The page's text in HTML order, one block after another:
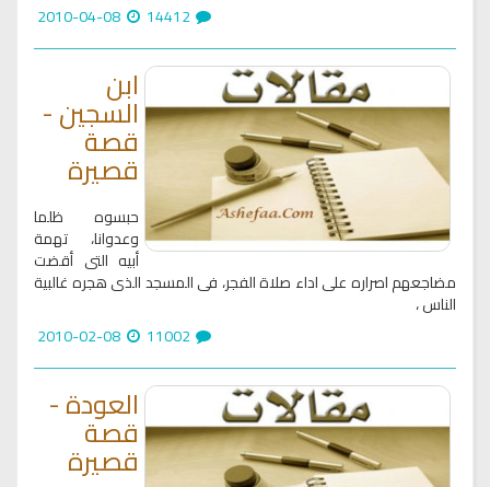
ابن
السجين -
قصة
قصيرة
حبسوه ظلما
وعدوانا، تهمة
أبيه التى أقضت
مضاجعهم اصراره على اداء صلاة الفجر، فى المسجد الذى هجره غالبية
الناس ،
العودة -
قصة
قصيرة